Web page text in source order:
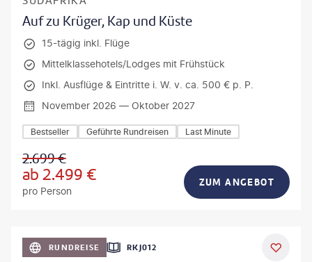
Auf zu Krüger, Kap und Küste
15-tägig inkl. Flüge
Mittelklassehotels/Lodges mit Frühstück
Inkl. Ausflüge & Eintritte i. W. v. ca. 500 € p. P.
November 2026 — Oktober 2027
Bestseller Geführte Rundreisen Last Minute
2.699€
ab2.499 €
pro Person
ZUM ANGEBOT
RUNDREISE RKJ012